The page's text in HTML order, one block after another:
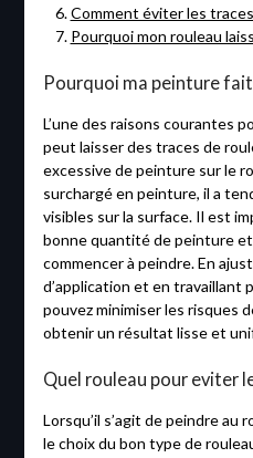
Comment éviter les
Pourquoi mon rouleau
Pourquoi ma peinture
L’une des raisons courantes
peut laisser des traces de
excessive de peinture sur le
surchargé en peinture, il a
visibles sur la surface. Il est
bonne quantité de peinture et
commencer à peindre. En
d’application et en travaillant
pouvez minimiser les risques
obtenir un résultat lisse et
Quel rouleau pour eviter
Lorsqu’il s’agit de peindre au
le choix du bon type de